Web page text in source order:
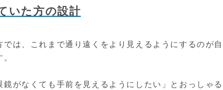
いた方の設計
は、これまで通り遠くをより見えるようにするのが
がなくても手前を見えるようにしたい」とおっしゃ